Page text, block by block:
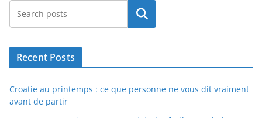
Rechercher
Recent Posts
Croatie au printemps : ce que personne ne vous dit vraiment
avant de partir